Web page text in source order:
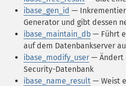
ibase_gen_id —
Generator und gibt dessen
ibase_maintain_db — Führt
auf dem Datenbankserver
ibase_modify_user — Ändert
Security-Datenbank
ibase_name_result — Weist